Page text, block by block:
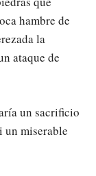
hambre de
la
ataque de
un sacrificio
miserable